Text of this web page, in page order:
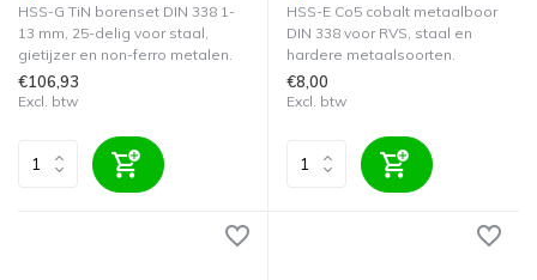
HSS-G TiN borenset DIN 338 1-
13 mm, 25-delig voor staal,
gietijzer en non-ferro metalen.
€106,93
Excl. btw
HSS-E Co5 cobalt metaalboor
DIN 338 voor RVS, staal en
hardere metaalsoorten.
€8,00
Excl. btw